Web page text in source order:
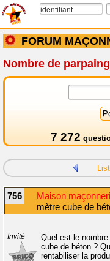
FORUM
Nombre de
7 272
756 Maison
mètre cube de
Invité
Quel est le
cube de béton ?
rentabiliser la